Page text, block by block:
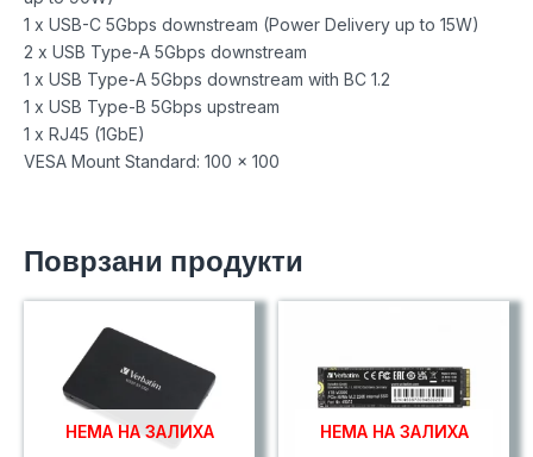
1 x USB-C 5Gbps downstream (Power Delivery up to 15W)
2 x USB Type-A 5Gbps downstream
1 x USB Type-A 5Gbps downstream with BC 1.2
1 x USB Type-B 5Gbps upstream
1 x RJ45 (1GbE)
VESA Mount Standard: 100 x 100
Поврзани продукти
НЕМА НА ЗАЛИХА НЕМА НА ЗАЛИХА